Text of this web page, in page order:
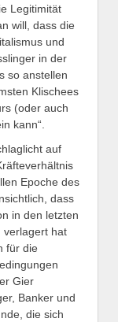
Legitimität
will, dass die
und
in der
so anstellen
Klischees
(oder auch
kann“.
auf
Epoche des
dass
in den letzten
verlagert hat
für die
Gier
Banker und
die sich